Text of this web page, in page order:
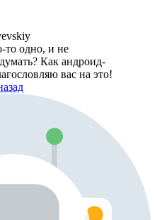
то одно, и не
Как андроид-
вас на это!